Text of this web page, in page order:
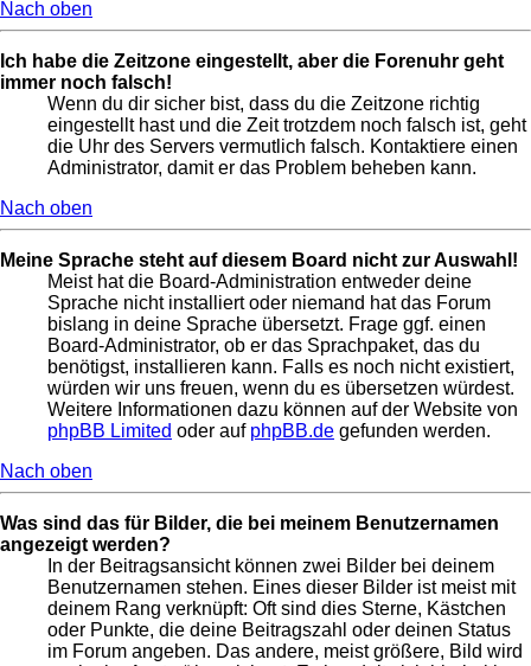
Nach oben
Ich habe die Zeitzone eingestellt, aber die Forenuhr geht
immer noch falsch!
Wenn du dir sicher bist, dass du die Zeitzone richtig
eingestellt hast und die Zeit trotzdem noch falsch ist, geht
die Uhr des Servers vermutlich falsch. Kontaktiere einen
Administrator, damit er das Problem beheben kann.
Nach oben
Meine Sprache steht auf diesem Board nicht zur Auswahl!
Meist hat die Board-Administration entweder deine
Sprache nicht installiert oder niemand hat das Forum
bislang in deine Sprache übersetzt. Frage ggf. einen
Board-Administrator, ob er das Sprachpaket, das du
benötigst, installieren kann. Falls es noch nicht existiert,
würden wir uns freuen, wenn du es übersetzen würdest.
Weitere Informationen dazu können auf der Website von
phpBB Limited oder auf phpBB.de gefunden werden.
Nach oben
Was sind das für Bilder, die bei meinem Benutzernamen
angezeigt werden?
In der Beitragsansicht können zwei Bilder bei deinem
Benutzernamen stehen. Eines dieser Bilder ist meist mit
deinem Rang verknüpft: Oft sind dies Sterne, Kästchen
oder Punkte, die deine Beitragszahl oder deinen Status
im Forum angeben. Das andere, meist größere, Bild wird